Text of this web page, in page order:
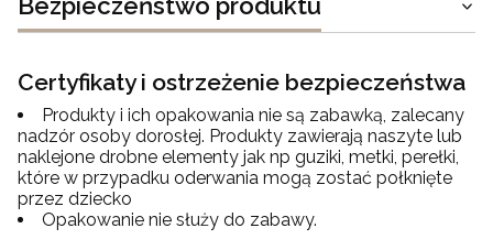
Certyfikaty i ostrzeżenie bezpieczeństwa
Produkty i ich opakowania nie są zabawką, zalecany
nadzór osoby dorosłej. Produkty zawierają naszyte lub
naklejone drobne elementy jak np guziki, metki, perełki,
które w przypadku oderwania mogą zostać połknięte
przez dziecko
Opakowanie nie służy do zabawy.